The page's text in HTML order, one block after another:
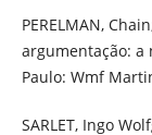
PERELMAN,
argumentação: a
Paulo: Wmf
SARLET, Ingo